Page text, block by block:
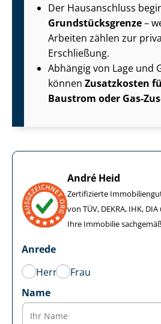
Der Hausanschluss
Grund­stücks­gren­ze–
Arbeiten zählen zur
Erschließung.
Abhängig von Lage und
können Zusatzkosten
Baustrom oder Gas-
André Heid
Zertifizierte
von TÜV, DEKRA, IHK,
Ihre Immobilie
Anrede
Herr
Frau
Name